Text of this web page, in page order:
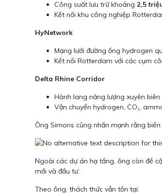
Công suất lưu trữ khoảng 2,5
Kết nối khu công nghiệp
HyNetwork
Mạng lưới đường ống hydrogen
Kết nối Rotterdam với các cụm
Delta Rhine Corridor
Hành lang năng lượng xuyên biên
Vận chuyển hydrogen, CO₂,
Ông Simons cũng nhấn mạnh rằng
Ngoài các dự án hạ tầng, ông còn đề
mới và đầu tư.
Theo ông, thách thức vẫn tồn tại: